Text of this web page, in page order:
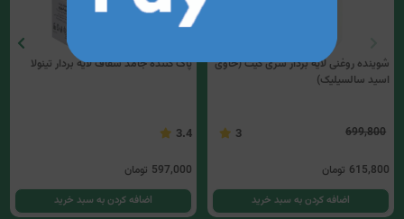
شوینده روغنی لایه بردار سری کیت (حاوی
اسید سالسیلیک)
699,800
3
615,800 تومان
اضافه کردن به سبد خرید
پاک کننده جامد شفاف لایه بردار تینولا
3.4
597,000 تومان
اضافه کردن به سبد خرید